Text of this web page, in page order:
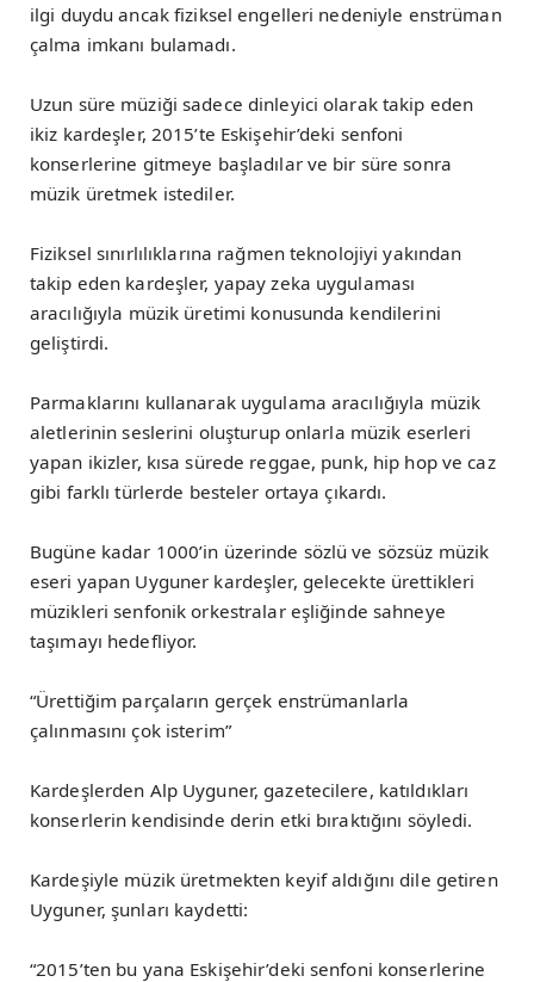
ilgi duydu ancak fiziksel engelleri nedeniyle enstrüman
çalma imkanı bulamadı.
Uzun süre müziği sadece dinleyici olarak takip eden
ikiz kardeşler, 2015’te Eskişehir’deki senfoni
konserlerine gitmeye başladılar ve bir süre sonra
müzik üretmek istediler.
Fiziksel sınırlılıklarına rağmen teknolojiyi yakından
takip eden kardeşler, yapay zeka uygulaması
aracılığıyla müzik üretimi konusunda kendilerini
geliştirdi.
Parmaklarını kullanarak uygulama aracılığıyla müzik
aletlerinin seslerini oluşturup onlarla müzik eserleri
yapan ikizler, kısa sürede reggae, punk, hip hop ve caz
gibi farklı türlerde besteler ortaya çıkardı.
Bugüne kadar 1000’in üzerinde sözlü ve sözsüz müzik
eseri yapan Uyguner kardeşler, gelecekte ürettikleri
müzikleri senfonik orkestralar eşliğinde sahneye
taşımayı hedefliyor.
“Ürettiğim parçaların gerçek enstrümanlarla
çalınmasını çok isterim”
Kardeşlerden Alp Uyguner, gazetecilere, katıldıkları
konserlerin kendisinde derin etki bıraktığını söyledi.
Kardeşiyle müzik üretmekten keyif aldığını dile getiren
Uyguner, şunları kaydetti:
“2015’ten bu yana Eskişehir’deki senfoni konserlerine